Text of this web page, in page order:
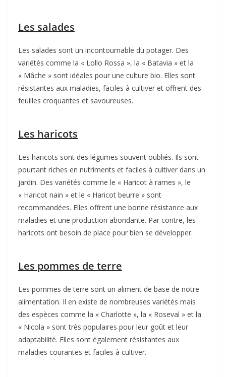
Les salades
Les salades sont un incontournable du potager. Des
variétés comme la « Lollo Rossa », la « Batavia » et la
« Mâche » sont idéales pour une culture bio. Elles sont
résistantes aux maladies, faciles à cultiver et offrent des
feuilles croquantes et savoureuses.
Les haricots
Les haricots sont des légumes souvent oubliés. Ils sont
pourtant riches en nutriments et faciles à cultiver dans un
jardin. Des variétés comme le « Haricot à rames », le
« Haricot nain » et le « Haricot beurre » sont
recommandées. Elles offrent une bonne résistance aux
maladies et une production abondante. Par contre, les
haricots ont besoin de place pour bien se développer.
Les pommes de terre
Les pommes de terre sont un aliment de base de notre
alimentation. Il en existe de nombreuses variétés mais
des espèces comme la « Charlotte », la « Roseval » et la
« Nicola » sont très populaires pour leur goût et leur
adaptabilité. Elles sont également résistantes aux
maladies courantes et faciles à cultiver.